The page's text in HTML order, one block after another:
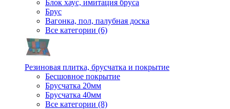
Блок хаус, имитация бруса
Брус
Вагонка, пол, палубная доска
Все категории (6)
Резиновая плитка, брусчатка и покрытие
Бесшовное покрытие
Брусчатка 20мм
Брусчатка 40мм
Все категории (8)